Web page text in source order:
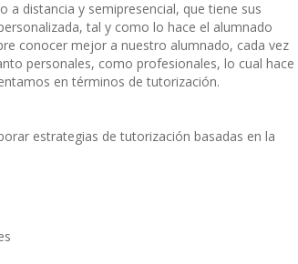
distancia y semipresencial, que tiene sus
tal y como lo hace el alumnado
conocer mejor a nuestro alumnado, cada vez
personales, como profesionales, lo cual hace
en términos de tutorización.
estrategias de tutorización basadas en la